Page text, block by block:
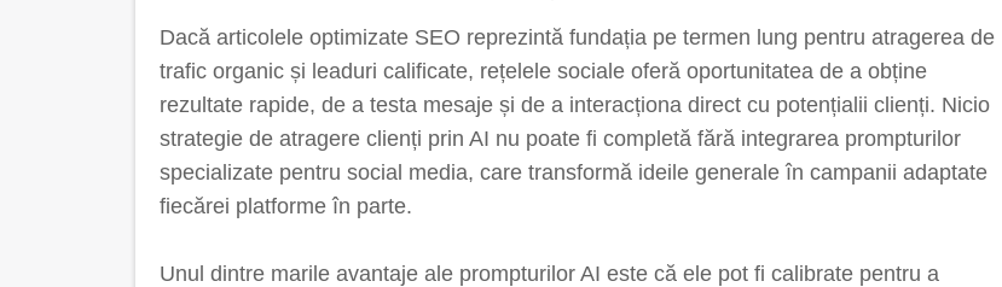
Dacă articolele optimizate SEO reprezintă fundația pe termen lung pentru atragerea de
trafic organic și leaduri calificate, rețelele sociale oferă oportunitatea de a obține
rezultate rapide, de a testa mesaje și de a interacționa direct cu potențialii clienți. Nicio
strategie de atragere clienți prin AI nu poate fi completă fără integrarea prompturilor
specializate pentru social media, care transformă ideile generale în campanii adaptate
fiecărei platforme în parte.
Unul dintre marile avantaje ale prompturilor AI este că ele pot fi calibrate pentru a